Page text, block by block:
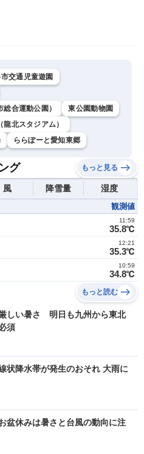
交通児童遊園
合運動公園）
東公園動物園
北スタジアム）
ららぽーと愛知東郷
グ もっと見る
風 降雪量 湿度
観測値
35.8℃
11:59
35.3℃
12:21
34.8℃
10:59
もっと読む
しい暑さ 明日も九州から東北
須
状降水帯が発生のおそれ 大雨に
休みは暑さと台風の動向に注